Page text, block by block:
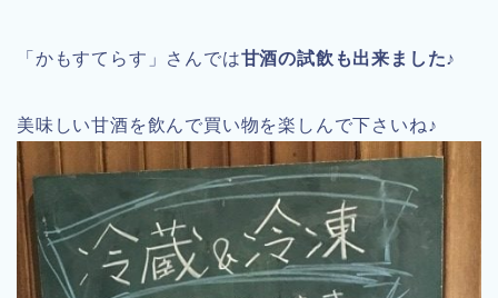
「かもすてらす」さんでは甘酒の試飲も出来ました♪
美味しい甘酒を飲んで買い物を楽しんで下さいね♪